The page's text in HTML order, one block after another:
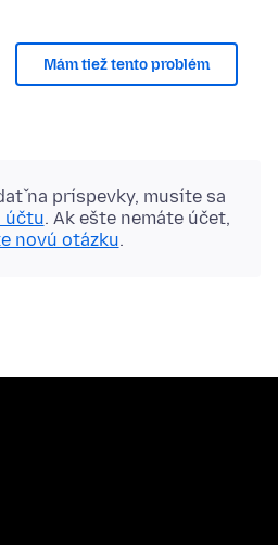
Mám tiež tento problém
na príspevky, musíte sa
účtu. Ak ešte nemáte účet,
novú otázku.